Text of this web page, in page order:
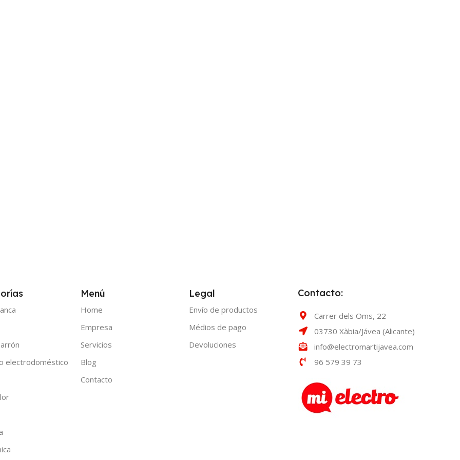
electrodoméstico
Menú
Home
Empresa
Servicios
Blog
Contacto
Legal
Envío de productos
Médios de pago
Devoluciones
Contacto:
Carrer dels Oms, 22
03730 Xàbia/Jávea (Alicante)
info@electromartijavea.com
96 579 39 73